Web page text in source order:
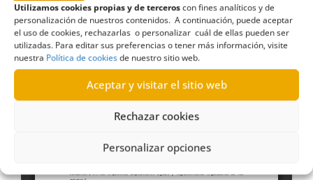
Utilizamos cookies propias y de terceroscon fines analíticos y de
personalización de nuestros contenidos. A continuación, puede aceptar
el uso de cookies, rechazarlas o personalizar cuál de ellas pueden ser
utilizadas. Para editar sus preferencias o tener más información, visite
nuestra Política de cookiesde nuestro sitio web.
Aceptar y visitar el sitio web
Rechazar cookies
Personalizar opciones